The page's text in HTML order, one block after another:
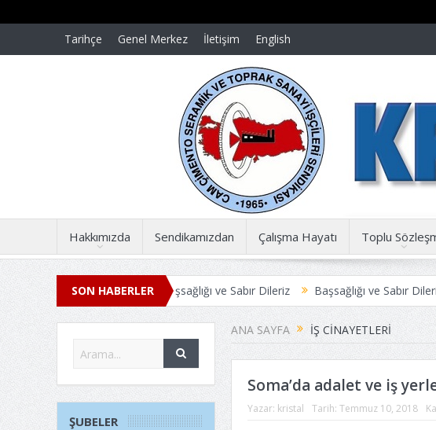
Tarihçe Genel Merkez İletişim English
Hakkımızda Sendikamızdan Çalışma Hayatı Toplu
SON HABERLER
dün gibi taze Başsağlığı ve Sabır Dileriz Başsağlığı ve Sabır Dileriz
ANLAŞMAYLA SONUÇLANDI
Üyelerimize Duyuru
ANA SAYFA IŞ CINAYETLERI
Soma’da adalet ve iş
Yazar: kristal Tarih: Temmuz 10, 2018
ŞUBELER